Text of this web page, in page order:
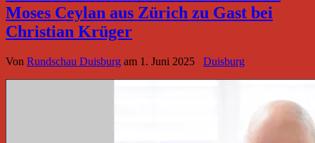
Moses Ceylan aus Zürich zu Gast bei
Christian Krüger
Von Rundschau Duisburg am 1. Juni 2025 Duisburg